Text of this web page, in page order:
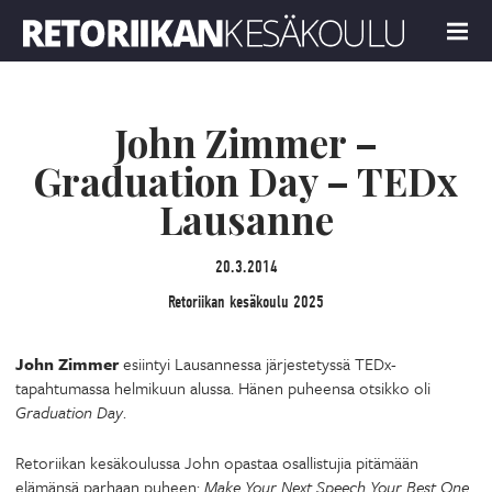
MENU
John Zimmer –
Graduation Day – TEDx
Lausanne
20.3.2014
Retoriikan kesäkoulu 2025
John Zimmeresiintyi Lausannessa järjestetyssä TEDx-
tapahtumassa helmikuun alussa. Hänen puheensa otsikko oli
Graduation Day.
Retoriikan kesäkoulussa John opastaa osallistujia pitämään
elämänsä parhaan puheen:Make Your Next Speech Your Best One